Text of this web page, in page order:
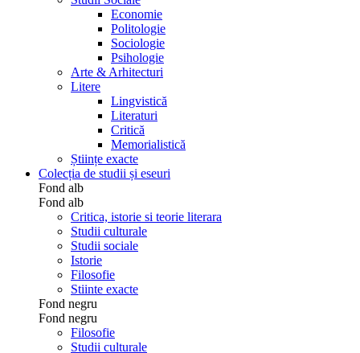
Economie
Politologie
Sociologie
Psihologie
Arte & Arhitecturi
Litere
Lingvistică
Literaturi
Critică
Memorialistică
Științe exacte
Colecția de studii și eseuri
Fond alb
Fond alb
Critica, istorie si teorie literara
Studii culturale
Studii sociale
Istorie
Filosofie
Stiinte exacte
Fond negru
Fond negru
Filosofie
Studii culturale